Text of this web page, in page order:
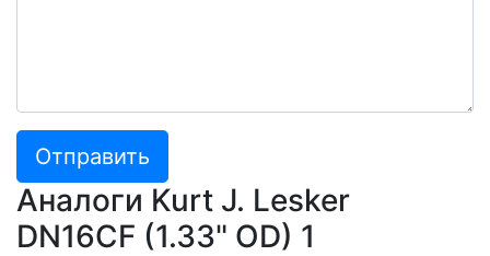
Отправить
Аналоги Kurt J. Lesker
DN16CF (1.33" OD) 1